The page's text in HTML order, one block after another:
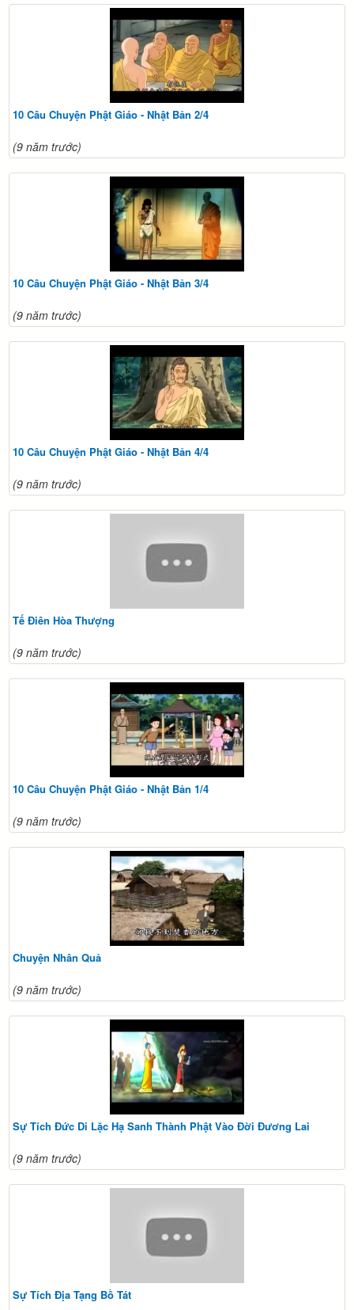
10 Câu Chuyện Phật Giáo - Nhật Bản 2/4
(9 năm trước)
10 Câu Chuyện Phật Giáo - Nhật Bản 3/4
(9 năm trước)
10 Câu Chuyện Phật Giáo - Nhật Bản 4/4
(9 năm trước)
Tế Điên Hòa Thượng
(9 năm trước)
10 Câu Chuyện Phật Giáo - Nhật Bản 1/4
(9 năm trước)
Chuyện Nhân Quả
(9 năm trước)
Sự Tích Đức Di Lặc Hạ Sanh Thành Phật Vào Đời Đương Lai
(9 năm trước)
Sự Tích Địa Tạng Bồ Tát